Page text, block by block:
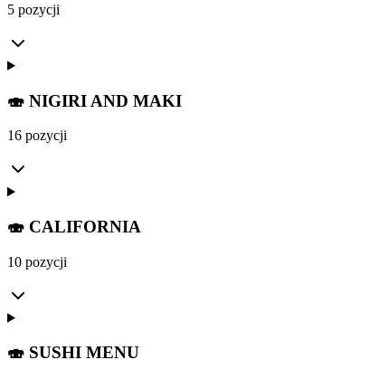
5 pozycji
🍣 NIGIRI AND MAKI
16 pozycji
🍣 CALIFORNIA
10 pozycji
🍣 SUSHI MENU